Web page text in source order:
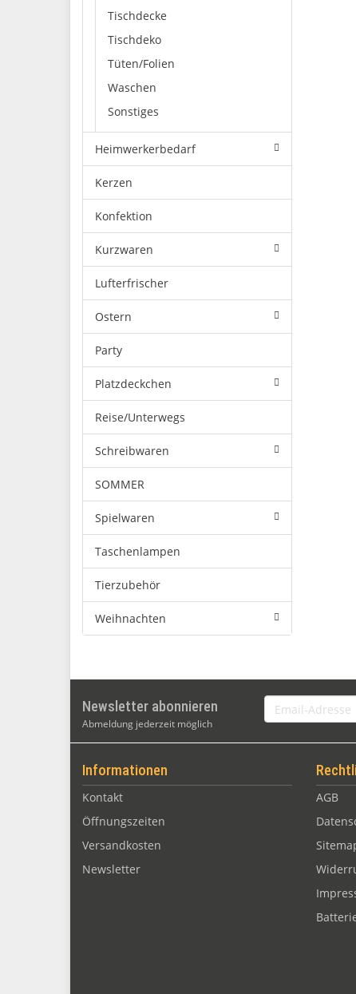
Tischdecke
Tischdeko
Tüten/Folien
Waschen
Sonstiges
Heimwerkerbedarf
Kerzen
Konfektion
Kurzwaren
Lufterfrischer
Ostern
Party
Platzdeckchen
Reise/Unterwegs
Schreibwaren
SOMMER
Spielwaren
Taschenlampen
Tierzubehör
Weihnachten
Newsletter abonnieren
Abmeldung jederzeit möglich
Email-
Adresse
Informationen
Kontakt
Öffnungszeiten
Versandkosten
Newsletter
AGB